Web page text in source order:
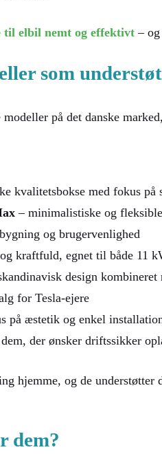
til elbil nemt og effektivt–
som
på det danske
kvalitetsbokse med fokus på
– minimalistiske og
og brugervenlighed
kraftfuld, egnet til både 11
design kombineret
for Tesla-ejere
på æstetik og enkel
der ønsker driftssikker
hjemme, og de
dem?